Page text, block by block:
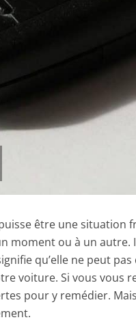
être une situation
moment ou à un
qu’elle ne peut
voiture. Si vous
pour y remédier.